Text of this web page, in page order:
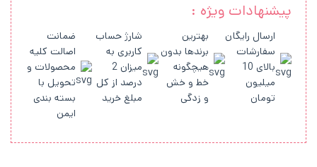
پیشنهادات ویژه :
ارسال رایگان
سفارشات
بالای 10
میلیون
تومان
بهترین
برندها بدون
هیچگونه
خط و خش
و زدگی
شارژ حساب
کاربری به
میزان 2
درصد از کل
مبلغ خرید
ضمانت
اصالت کلیه
محصولات و
تحویل با
بسته بندی
ایمن